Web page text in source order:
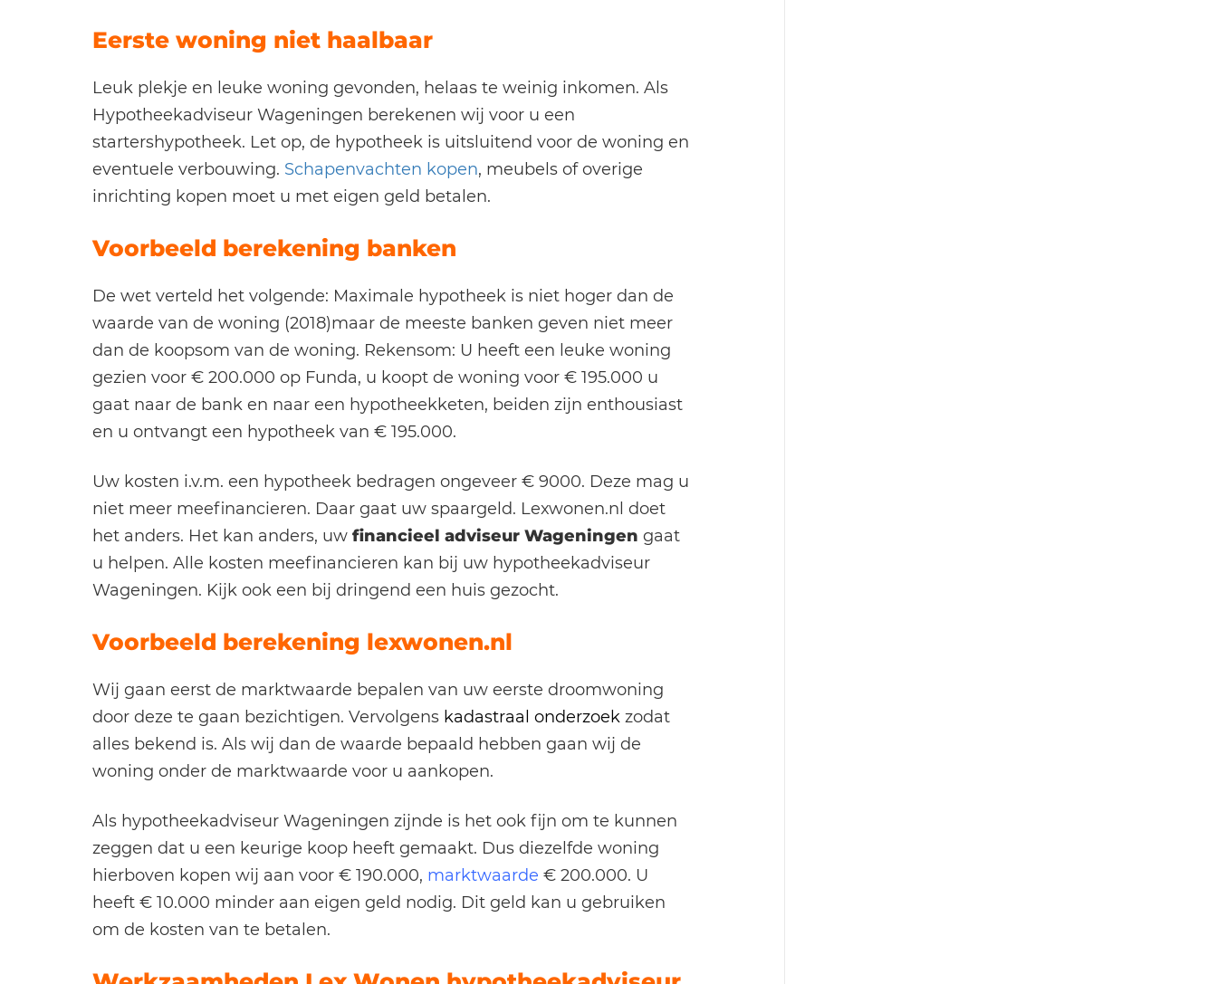
Eerste woning niet haalbaar
Leuk plekje en leuke woning gevonden, helaas te weinig inkomen. Als
Hypotheekadviseur Wageningen berekenen wij voor u een
startershypotheek. Let op, de hypotheek is uitsluitend voor de woning en
eventuele verbouwing. Schapenvachten kopen, meubels of overige
inrichting kopen moet u met eigen geld betalen.
Voorbeeld berekening banken
De wet verteld het volgende: Maximale hypotheek is niet hoger dan de
waarde van de woning (2018)maar de meeste banken geven niet meer
dan de koopsom van de woning. Rekensom: U heeft een leuke woning
gezien voor € 200.000 op Funda, u koopt de woning voor € 195.000 u
gaat naar de bank en naar een hypotheekketen, beiden zijn enthousiast
en u ontvangt een hypotheek van € 195.000.
Uw kosten i.v.m. een hypotheek bedragen ongeveer € 9000. Deze mag u
niet meer meefinancieren. Daar gaat uw spaargeld. Lexwonen.nl doet
het anders. Het kan anders, uw financieel adviseur Wageningen gaat
u helpen. Alle kosten meefinancieren kan bij uw hypotheekadviseur
Wageningen. Kijk ook een bij dringend een huis gezocht.
Voorbeeld berekening lexwonen.nl
Wij gaan eerst de marktwaarde bepalen van uw eerste droomwoning
door deze te gaan bezichtigen. Vervolgens kadastraal onderzoek zodat
alles bekend is. Als wij dan de waarde bepaald hebben gaan wij de
woning onder de marktwaarde voor u aankopen.
Als hypotheekadviseur Wageningen zijnde is het ook fijn om te kunnen
zeggen dat u een keurige koop heeft gemaakt. Dus diezelfde woning
hierboven kopen wij aan voor € 190.000, marktwaarde € 200.000. U
heeft € 10.000 minder aan eigen geld nodig. Dit geld kan u gebruiken
om de kosten van te betalen.